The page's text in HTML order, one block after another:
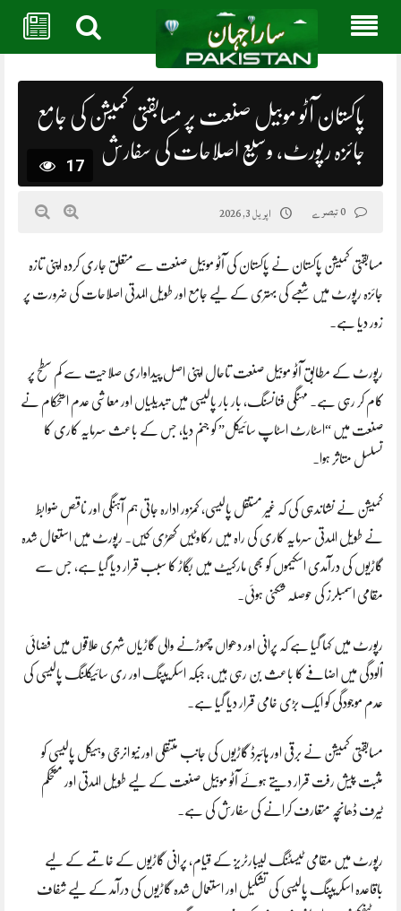
پاکستان آٹو موبیل صنعت پر مسابقتی کمیشن کی جامع
جائزہ رپورٹ، وسیع اصلاحات کی سفارش
17
اپریل 3, 2026
مسابقتی کمیشن پاکستان نے پاکستان کی آٹو موبیل صنعت سے متعلق جاری کردہ اپنی تازہ
جائزہ رپورٹ میں شعبے کی بہتری کے لیے جامع اور طویل المدتی اصلاحات کی ضرورت پر
زور دیا ہے۔
رپورٹ کے مطابق آٹو موبیل صنعت تاحال اپنی اصل پیداواری صلاحیت سے کم سطح پر
کام کر رہی ہے۔ مہنگی فنانسنگ، بار بار پالیسی میں تبدیلیاں اور معاشی عدم استحکام نے
صنعت میں “اسٹارٹ اسٹاپ سائیکل” کو جنم دیا، جس کے باعث سرمایہ کاری کا
تسلسل متاثر ہوا۔
کمیشن نے نشاندہی کی کہ غیر مستقل پالیسی، کمزور ادارہ جاتی ہم آہنگی اور ناقص ضوابط
نے طویل المدتی سرمایہ کاری کی راہ میں رکاوٹیں کھڑی کیں۔ رپورٹ میں استعمال شدہ
گاڑیوں کی درآمدی اسکیموں کو بھی مارکیٹ میں بگاڑ کا سبب قرار دیا گیا ہے، جس سے
مقامی اسمبلرز کی حوصلہ شکنی ہوئی۔
رپورٹ میں کہا گیا ہے کہ پرانی اور دھواں چھوڑنے والی گاڑیاں شہری علاقوں میں فضائی
آلودگی میں اضافے کا باعث بن رہی ہیں، جبکہ اسکریپنگ اور ری سائیکلنگ پالیسی کی
عدم موجودگی کو ایک بڑی خامی قرار دیا گیا ہے۔
مسابقتی کمیشن نے برقی اور ہائبرڈ گاڑیوں کی جانب منتقلی اور نیو انرجی وہیکل پالیسی کو
مثبت پیش رفت قرار دیتے ہوئے آٹو موبیل صنعت کے لیے طویل المدتی اور مستحکم
ٹیرف ڈھانچہ متعارف کرانے کی سفارش کی ہے۔
رپورٹ میں مقامی ٹیسٹنگ لیبارٹریز کے قیام، پرانی گاڑیوں کے خاتمے کے لیے
باقاعدہ اسکریپنگ پالیسی کی تشکیل اور استعمال شدہ گاڑیوں کی درآمد کے لیے شفاف